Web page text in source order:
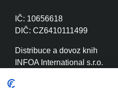
IČ: 10656618
DIČ: CZ6410111499
Distribuce a dovoz knih
INFOA International s.r.o.